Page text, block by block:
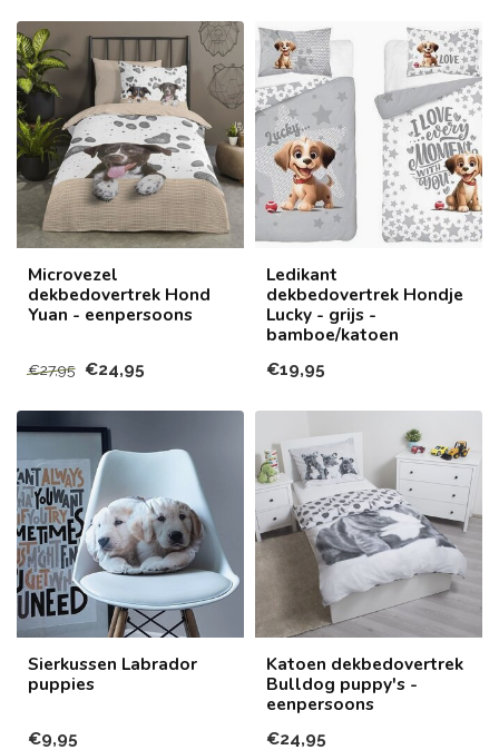
Microvezel
dekbedovertrek Hond
Yuan - eenpersoons
€27,95 €24,95
Ledikant
dekbedovertrek Hondje
Lucky - grijs -
bamboe/katoen
€19,95
Sierkussen Labrador
puppies
€9,95
Katoen dekbedovertrek
Bulldog puppy's -
eenpersoons
€24,95